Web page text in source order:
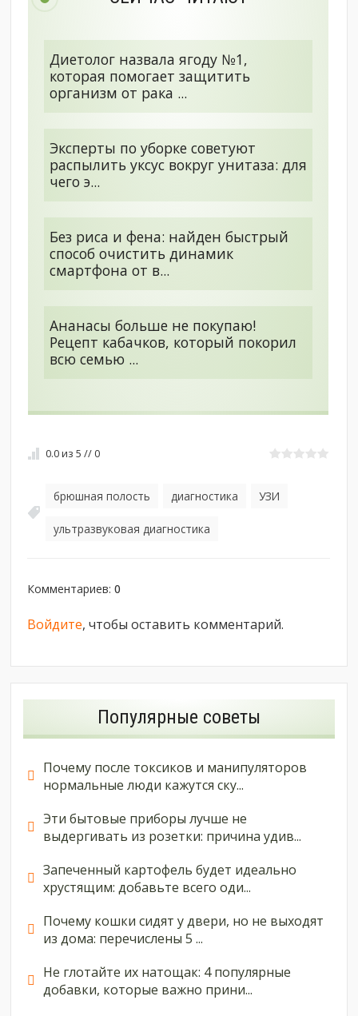
Диетолог назвала ягоду №1,
которая помогает защитить
организм от рака ...
Эксперты по уборке советуют
распылить уксус вокруг унитаза: для
чего э...
Без риса и фена: найден быстрый
способ очистить динамик
смартфона от в...
Ананасы больше не покупаю!
Рецепт кабачков, который покорил
всю семью ...
0.0из5 // 0
брюшная полость диагностика УЗИ
ультразвуковая диагностика
Комментариев:0
Войдите, чтобы оставить комментарий.
Популярные советы
Почему после токсиков и манипуляторов
нормальные люди кажутся ску...
Эти бытовые приборы лучше не
выдергивать из розетки: причина удив...
Запеченный картофель будет идеально
хрустящим: добавьте всего оди...
Почему кошки сидят у двери, но не выходят
из дома: перечислены 5 ...
Не глотайте их натощак: 4 популярные
добавки, которые важно прини...